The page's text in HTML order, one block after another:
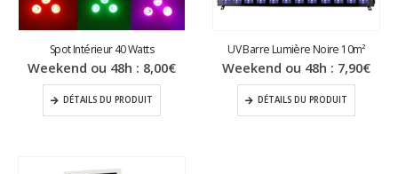
Spot Intérieur 40 Watts
Weekend ou 48h : 8,00€
DÉTAILS DU PRODUIT
UV Barre Lumière Noire 10m²
Weekend ou 48h : 7,90€
DÉTAILS DU PRODUIT